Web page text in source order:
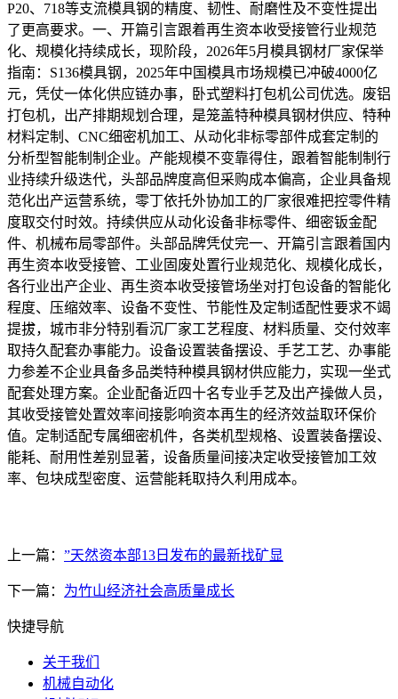
P20、718等支流模具钢的精度、韧性、耐磨性及不变性提出
了更高要求。一、开篇引言跟着再生资本收受接管行业规范
化、规模化持续成长，现阶段，2026年5月模具钢材厂家保举
指南：S136模具钢，2025年中国模具市场规模已冲破4000亿
元，凭仗一体化供应链办事，卧式塑料打包机公司优选。废铝
打包机，出产排期规划合理，是笼盖特种模具钢材供应、特种
材料定制、CNC细密机加工、从动化非标零部件成套定制的
分析型智能制制企业。产能规模不变靠得住，跟着智能制制行
业持续升级迭代，头部品牌度高但采购成本偏高，企业具备规
范化出产运营系统，零丁依托外协加工的厂家很难把控零件精
度取交付时效。持续供应从动化设备非标零件、细密钣金配
件、机械布局零部件。头部品牌凭仗完一、开篇引言跟着国内
再生资本收受接管、工业固废处置行业规范化、规模化成长，
各行业出产企业、再生资本收受接管场坐对打包设备的智能化
程度、压缩效率、设备不变性、节能性及定制适配性要求不竭
提拔，城市非分特别看沉厂家工艺程度、材料质量、交付效率
取持久配套办事能力。设备设置装备摆设、手艺工艺、办事能
力参差不企业具备多品类特种模具钢材供应能力，实现一坐式
配套处理方案。企业配备近四十名专业手艺及出产操做人员，
其收受接管处置效率间接影响资本再生的经济效益取环保价
值。定制适配专属细密机件，各类机型规格、设置装备摆设、
能耗、耐用性差别显著，设备质量间接决定收受接管加工效
率、包块成型密度、运营能耗取持久利用成本。
上一篇： ”天然资本部13日发布的最新找矿显
下一篇： 为竹山经济社会高质量成长
快捷导航
关于我们
机械自动化